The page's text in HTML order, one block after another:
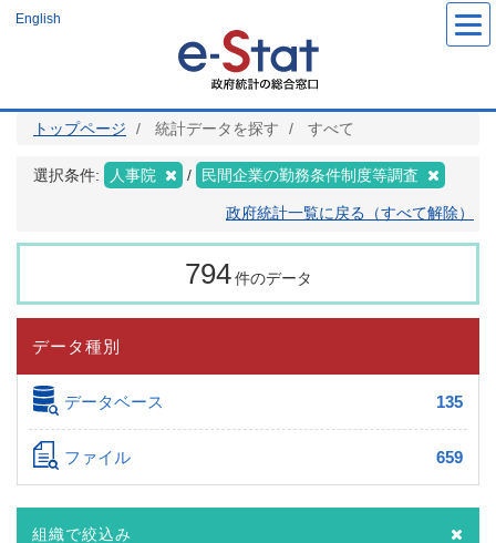
ツ
English
トップページ 統計データを探す すべて
選択条件: 人事院 民間企業の勤務条件制度等調査
政府統計一覧に戻る（すべて解除）
794 件のデータ
データ種別
データベース 135
ファイル 659
組織で絞込み